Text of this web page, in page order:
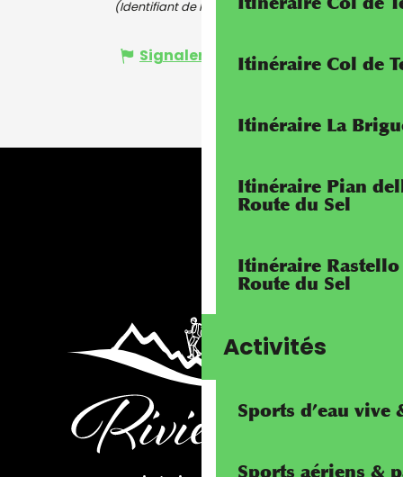
Itinéraire Col de
Itinéraire La
Itinéraire Pian
Route du Sel
Itinéraire
Route du Sel
Activités
Sports d’eau vive
Sports aériens &
(Identifiant de l'offre : 7652237)
Signaler une erreur